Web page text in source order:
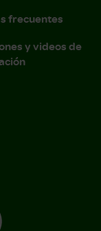
frecuentes
y videos de